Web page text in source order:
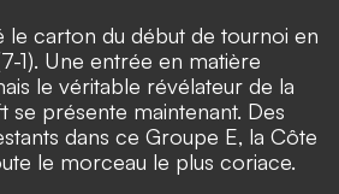
le carton du début de tournoi en
1). Une entrée en matière
le véritable révélateur de la
se présente maintenant. Des
dans ce Groupe E, la Côte
le morceau le plus coriace.